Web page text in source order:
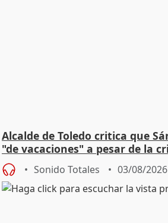
Alcalde de Toledo critica que
"de vacaciones" a pesar de la
Sonido Totales 03/08/2026